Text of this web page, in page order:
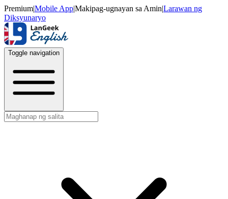
Premium|Mobile App|Makipag-ugnayan sa Amin|Larawan ng
Diksyunaryo
Toggle navigation